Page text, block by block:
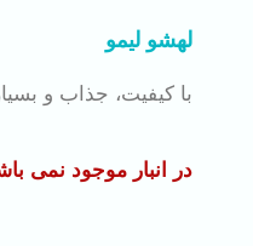
لهشو لیمو
با کیفیت، جذاب و
در انبار موجود نمی